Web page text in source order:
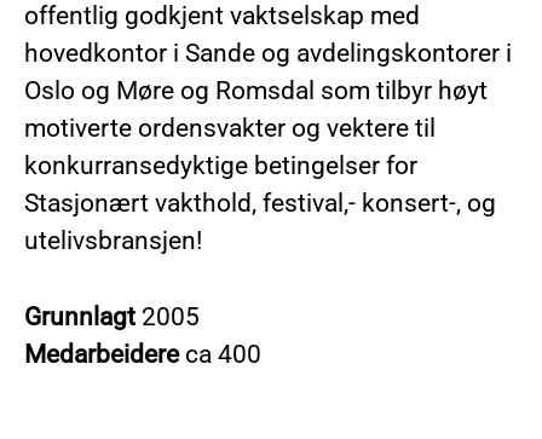
offentlig godkjent vaktselskap med
hovedkontor i Sande og avdelingskontorer i
Oslo og Møre og Romsdal som tilbyr høyt
motiverte ordensvakter og vektere til
konkurransedyktige betingelser for
Stasjonært vakthold, festival,- konsert-, og
utelivsbransjen!
Grunnlagt 2005
Medarbeidere ca 400